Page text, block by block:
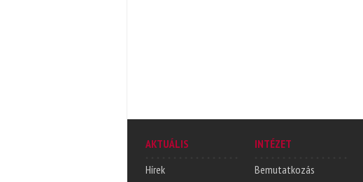
AKTUÁLIS
Hírek
INTÉZET
Bemutatkozás